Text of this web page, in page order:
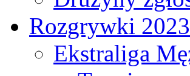
Rozgrywki
Ekstraliga